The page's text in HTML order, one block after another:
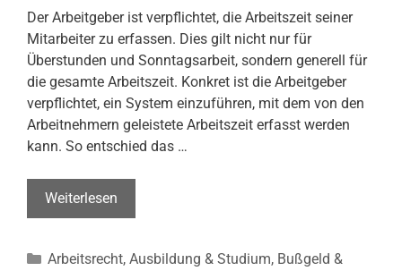
Der Arbeitgeber ist verpflichtet, die Arbeitszeit seiner
Mitarbeiter zu erfassen. Dies gilt nicht nur für
Überstunden und Sonntagsarbeit, sondern generell für
die gesamte Arbeitszeit. Konkret ist die Arbeitgeber
verpflichtet, ein System einzuführen, mit dem von den
Arbeitnehmern geleistete Arbeitszeit erfasst werden
kann. So entschied das …
Weiterlesen
durch
Arbeitgeber
Kategorien
Arbeitsrecht, Ausbildung & Studium, Bußgeld &